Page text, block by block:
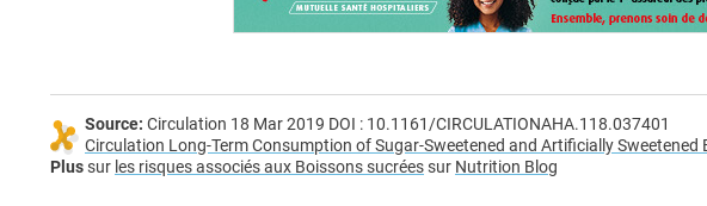
Source: Circulation 18 Mar 2019 DOI : 10.1161/CIRCULATIONAHA.118.037401
Circulation Long-Term Consumption of Sugar-Sweetened and Artificially
Plussur les risques associés aux Boissons sucréessur Nutrition Blog